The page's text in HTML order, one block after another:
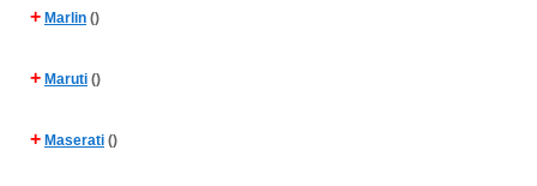
+ Marlin ()
+ Maruti ()
+ Maserati ()